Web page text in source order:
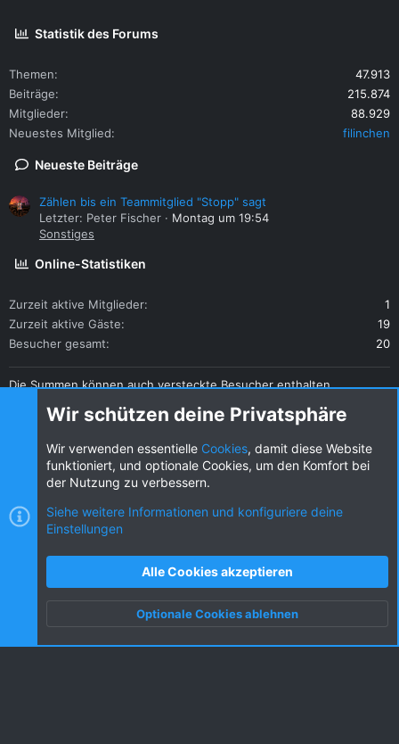
Statistik des Forums
Themen
47.913
Beiträge
215.874
Mitglieder
88.929
Neuestes Mitglied
filinchen
Neueste Beiträge
Zählen bis ein Teammitglied "Stopp" sagt
Letzter: Peter Fischer
Montag um 19:54
Sonstiges
Online-Statistiken
Zurzeit aktive Mitglieder
1
Zurzeit aktive Gäste
19
Besucher gesamt
20
Die Summen können auch versteckte Besucher enthalten.
Diese Seite teilen
Nutzungsbedingungen
Datenschutz
S
Oben Unten
Wir schützen deine Privatsphäre
Wir verwenden essentielle Cookies, damit diese Website
funktioniert, und optionale Cookies, um den Komfort bei
der Nutzung zu verbessern.
Siehe weitere Informationen und konfiguriere deine
Einstellungen
Alle Cookies akzeptieren
Optionale Cookies ablehnen